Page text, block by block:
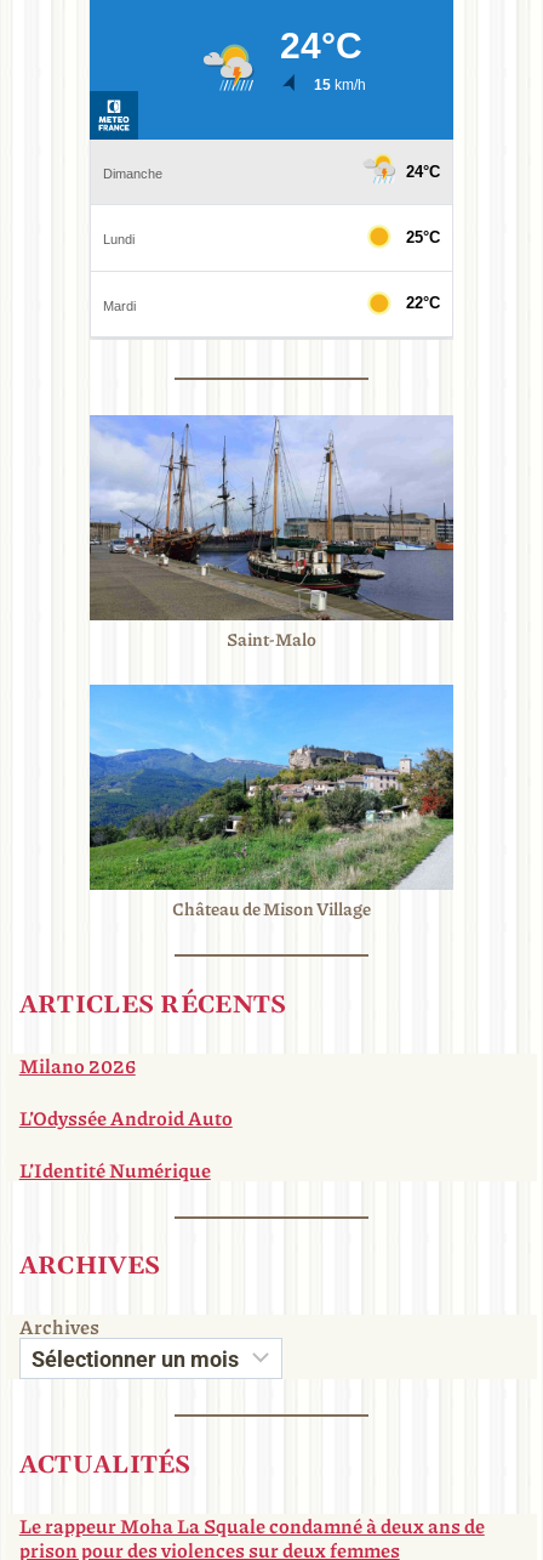
Saint-Malo
Château de Mison Village
ARTICLES RÉCENTS
Milano 2026
L’Odyssée Android Auto
L’Identité Numérique
ARCHIVES
Archives
ACTUALITÉS
Le rappeur Moha La Squale condamné à deux ans de
prison pour des violences sur deux femmes